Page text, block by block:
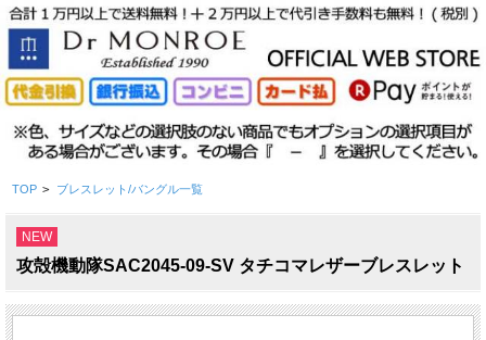
TOP > ブレスレット/バングル一覧
NEW
攻殻機動隊SAC2045-09-SV タチコマレザーブレスレット